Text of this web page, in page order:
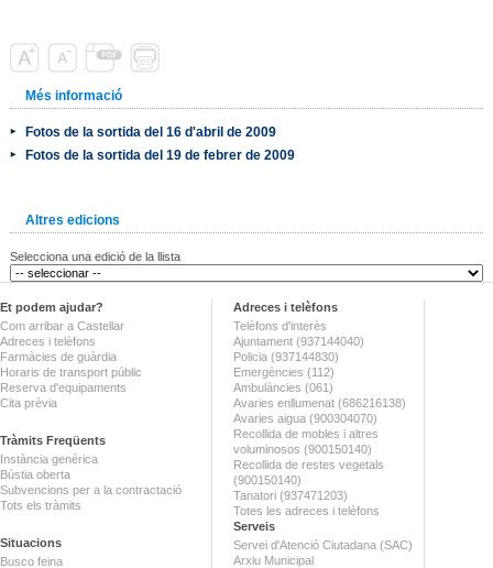
Més informació
Fotos de la sortida del 16 d'abril de 2009
Fotos de la sortida del 19 de febrer de 2009
Altres edicions
Selecciona una edició de la llista
Et podem ajudar?
Com arribar a Castellar
Adreces i telèfons
Farmàcies de guàrdia
Horaris de transport públic
Reserva d'equipaments
Cita prèvia
Tràmits Freqüents
Instància genèrica
Bústia oberta
Subvencions per a la contractació
Tots els tràmits
Situacions
Busco feina
Adreces i telèfons
Telèfons d'interès
Ajuntament (937144040)
Policia (937144830)
Emergències (112)
Ambulàncies (061)
Avaries enllumenat (686216138)
Avaries aigua (900304070)
Recollida de mobles i altres
voluminosos (900150140)
Recollida de restes vegetals
(900150140)
Tanatori (937471203)
Totes les adreces i telèfons
Serveis
Servei d'Atenció Ciutadana (SAC)
Arxiu Municipal